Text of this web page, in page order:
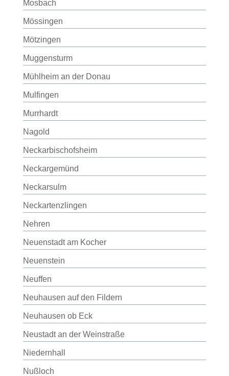
Mosbach
Mössingen
Mötzingen
Muggensturm
Mühlheim an der Donau
Mulfingen
Murrhardt
Nagold
Neckarbischofsheim
Neckargemünd
Neckarsulm
Neckartenzlingen
Nehren
Neuenstadt am Kocher
Neuenstein
Neuffen
Neuhausen auf den Fildern
Neuhausen ob Eck
Neustadt an der Weinstraße
Niedernhall
Nußloch